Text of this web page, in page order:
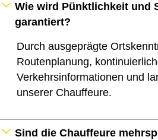
Wie wird Pünktlichkeit und
garantiert?
Durch ausgeprägte
Routenplanung,
Verkehrsinformationen und
unserer Chauffeure.
Sind die Chauffeure